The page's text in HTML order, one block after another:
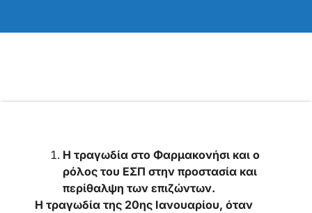
Η τραγωδία στο Φαρμακονήσι και ο
ρόλος του ΕΣΠ στην προστασία και
περίθαλψη των επιζώντων.
Η τραγωδία της 20ης Ιανουαρίου, όταν